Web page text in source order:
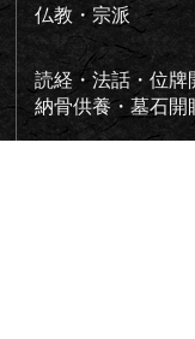
仏教・宗派
読経・法話・位牌
納骨供養・墓石開